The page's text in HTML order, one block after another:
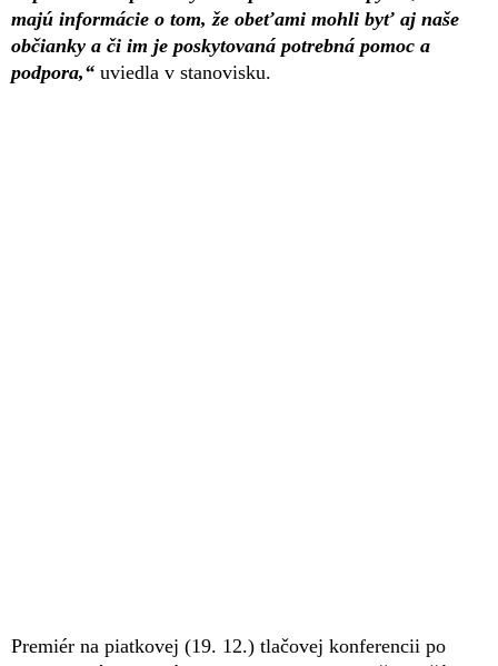
majú informácie o tom, že obeťami mohli byť aj naše
občianky a či im je poskytovaná potrebná pomoc a
podpora,“ uviedla v stanovisku.
Premiér na piatkovej (19. 12.) tlačovej konferencii po